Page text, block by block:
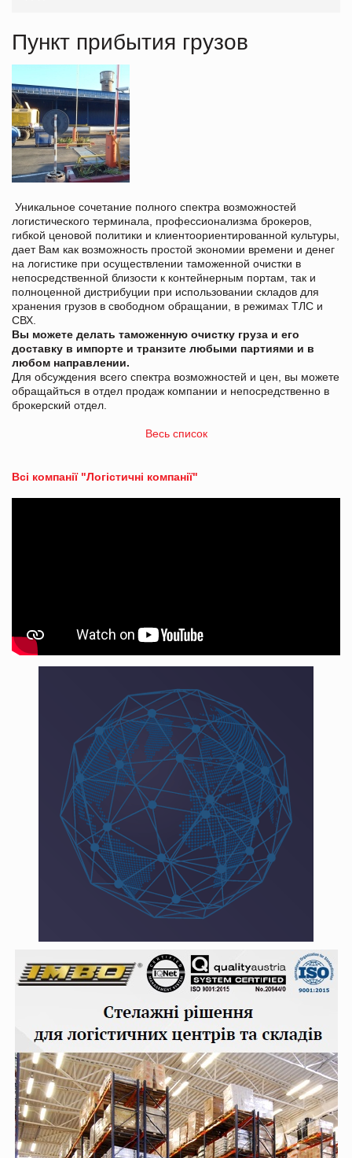
Пункт прибытия грузов
Уникальное сочетание полного спектра возможностей
логистического терминала, профессионализма брокеров,
гибкой ценовой политики и клиентоориентированной культуры,
дает Вам как возможность простой экономии времени и денег
на логистике при осуществлении таможенной очистки в
непосредственной близости к контейнерным портам, так и
полноценной дистрибуции при использовании складов для
хранения грузов в свободном обращании, в режимах ТЛС и
СВХ.
Вы можете делать таможенную очистку груза и его
доставку в импорте и транзите любыми партиями и в
любом направлении.
Для обсуждения всего спектра возможностей и цен, вы можете
обращайться в отдел продаж компании и непосредственно в
брокерский отдел.
Весь список
Всі компанії "Логістичні компанії"